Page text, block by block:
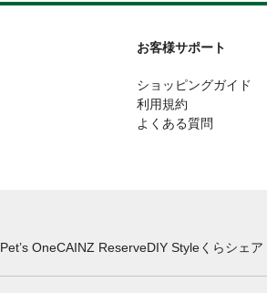
お客様サポート
ショッピングガイド
利用規約
よくある質問
Pet’s OneCAINZ ReserveDIY Styleくらシェア